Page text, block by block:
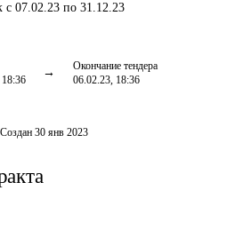
с 07.02.23 по 31.12.23
Окончание тендера
06.02.23, 18:36
Создан 30 янв 2023